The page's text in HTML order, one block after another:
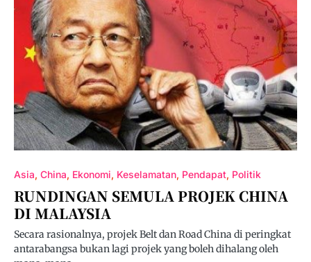
Asia China Ekonomi Keselamatan Pendapat Politik
RUNDINGAN SEMULA PROJEK CHINA
DI MALAYSIA
Secara rasionalnya, projek Belt dan Road China di peringkat
antarabangsa bukan lagi projek yang boleh dihalang oleh